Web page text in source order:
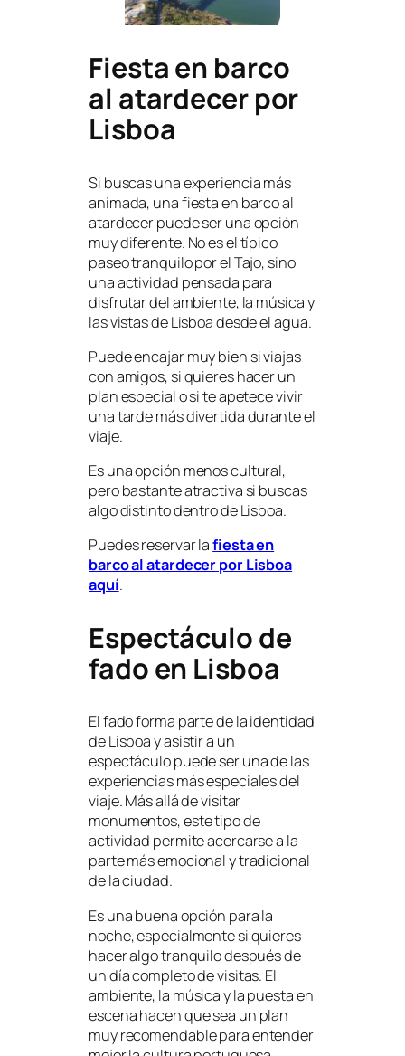
Fiesta en barco
al atardecer por
Lisboa
Si buscas una experiencia más
animada, una fiesta en barco al
atardecer puede ser una opción
muy diferente. No es el típico
paseo tranquilo por el Tajo, sino
una actividad pensada para
disfrutar del ambiente, la música y
las vistas de Lisboa desde el agua.
Puede encajar muy bien si viajas
con amigos, si quieres hacer un
plan especial o si te apetece vivir
una tarde más divertida durante el
viaje.
Es una opción menos cultural,
pero bastante atractiva si buscas
algo distinto dentro de Lisboa.
Puedes reservar lafiesta en
barco al atardecer por Lisboa
aquí.
Espectáculo de
fado en Lisboa
El fado forma parte de la identidad
de Lisboa y asistir a un
espectáculo puede ser una de las
experiencias más especiales del
viaje. Más allá de visitar
monumentos, este tipo de
actividad permite acercarse a la
parte más emocional y tradicional
de la ciudad.
Es una buena opción para la
noche, especialmente si quieres
hacer algo tranquilo después de
un día completo de visitas. El
ambiente, la música y la puesta en
escena hacen que sea un plan
muy recomendable para entender